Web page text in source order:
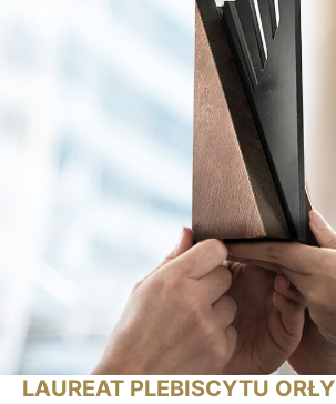
LAUREAT PLEBISCYTU ORŁY